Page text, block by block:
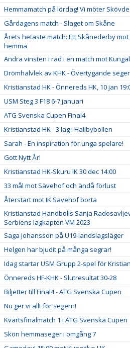
Hemmamatch på lördag! Vi möter Skövde
Gårdagens match - Slaget om Skåne
Årets hetaste match: Ett Skånederby mot
hemma
Andra vinsten i rad i en match mot
Drömhalvlek av KHK - Övertygande
Kristianstad HK - Önnereds HK, 10 jan
USM Steg 3 F18 6-7 januari
ATG Svenska Cupen Final4
Kristianstad HK - 3 lag i Hallbybollen
Sarah - En inspiration för unga spelare!
Gott Nytt År!
Kristianstad HK-Skuru IK 30 dec 14:00
33 mål mot Sävehof och ändå förlust
Återstart mot IK Sävehof borta
Kristianstad Handbolls Sanja
Serbiens lagkapten VM 2023
Saga Johansson på U19-landslagsläger
Helgen har bjudit på många segrar!
Idag startar USM Grupp 2-spel för
Önnereds HF-KHK - Slutresultat 30-28
Biljetter till Final4 - ATG Svenska Cupen
Nu ger vi allt för segern!
Kvartsfinalmatch 1 i ATG Svenska Cupen
Skön hemmaseger i omgång 7